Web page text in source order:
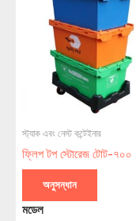
স্ট্যাক এবং নেস্ট কন্টেইনার
ফ্লিপ টপ স্টোরেজ টোট-৭০০
অনুসন্ধান
মডেল